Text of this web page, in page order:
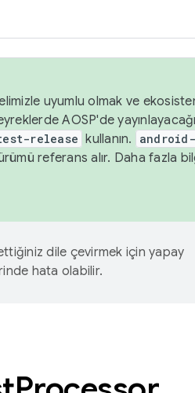
uyumlu olmak ve
AOSP'de
release kullanın.
referans alır. Daha fazla
dile çevirmek için yapay
hata olabilir.